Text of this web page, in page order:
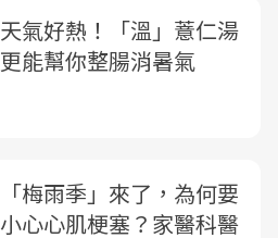
天氣好熱！「溫」薏仁湯
更能幫你整腸消暑氣
「梅雨季」來了，為何要
小心心肌梗塞？家醫科醫